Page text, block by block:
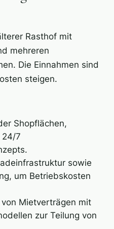
Rasthof mit
mehreren
Die Einnahmen sind
steigen.
Shopflächen,
24/7
sowie
um Betriebskosten
Mietverträgen mit
zur Teilung von